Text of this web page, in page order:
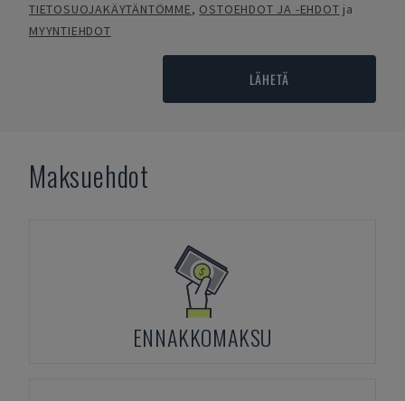
TIETOSUOJAKÄYTÄNTÖMME, OSTOEHDOT JA -EHDOT ja
MYYNTIEHDOT
LÄHETÄ
Maksuehdot
ENNAKKOMAKSU